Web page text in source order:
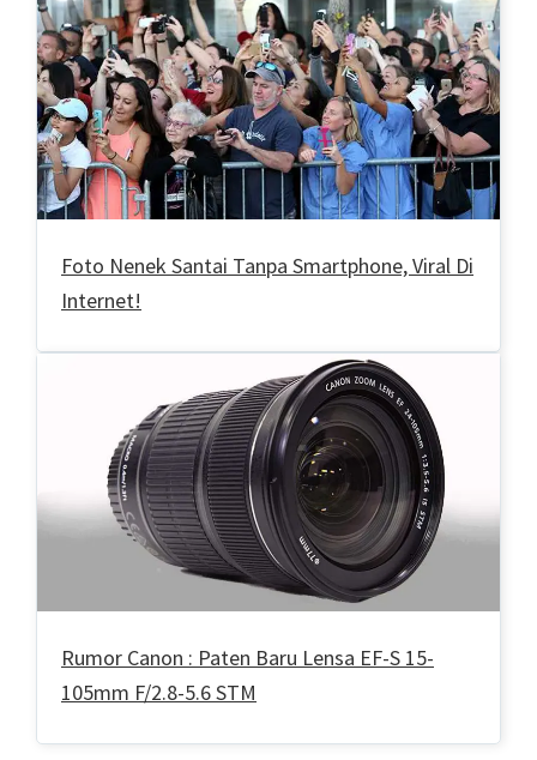
Foto Nenek Santai Tanpa Smartphone, Viral Di
Internet!
Rumor Canon : Paten Baru Lensa EF-S 15-
105mm F/2.8-5.6 STM